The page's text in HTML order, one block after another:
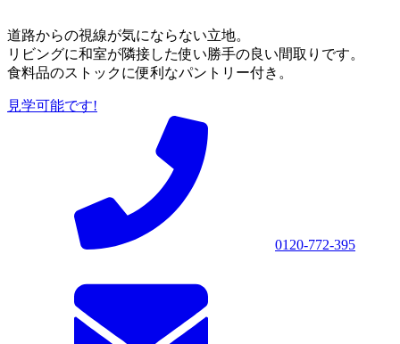
道路からの視線が気にならない立地。
リビングに和室が隣接した使い勝手の良い間取りです。
食料品のストックに便利なパントリー付き。
見学可能です!
0120-772-395